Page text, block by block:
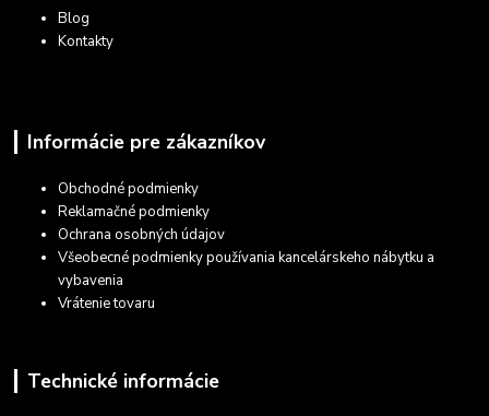
Blog
Kontakty
Informácie pre zákazníkov
Obchodné podmienky
Reklamačné podmienky
Ochrana osobných údajov
Všeobecné podmienky používania kancelárskeho nábytku a
vybavenia
Vrátenie tovaru
Technické informácie